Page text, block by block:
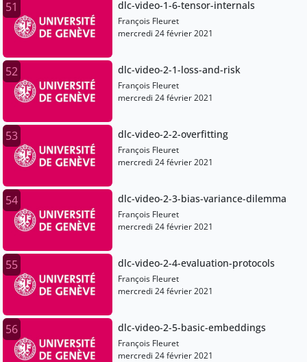
51 dlc-video-1-6-tensor-internals
François Fleuret
mercredi 24 février 2021
52 dlc-video-2-1-loss-and-risk
François Fleuret
mercredi 24 février 2021
53 dlc-video-2-2-overfitting
François Fleuret
mercredi 24 février 2021
54 dlc-video-2-3-bias-variance-dilemma
François Fleuret
mercredi 24 février 2021
55 dlc-video-2-4-evaluation-protocols
François Fleuret
mercredi 24 février 2021
56 dlc-video-2-5-basic-embeddings
François Fleuret
mercredi 24 février 2021